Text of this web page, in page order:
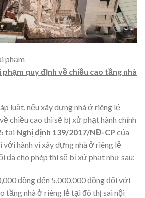
phạm
quy định về chiều cao tầng nhà
luật, nếu xây dựng nhà ở riêng lẻ
chiều cao thì sẽ bị xử phạt hành chính
tại Nghị định 139/2017/NĐ-CP của
với hành vi xây dựng nhà ở riêng lẻ
đa cho phép thì sẽ bị xử phạt như sau:
đồng đến 5,000,000 đồng đối với
tầng nhà ở riêng lẻ tại đô thị sai nội